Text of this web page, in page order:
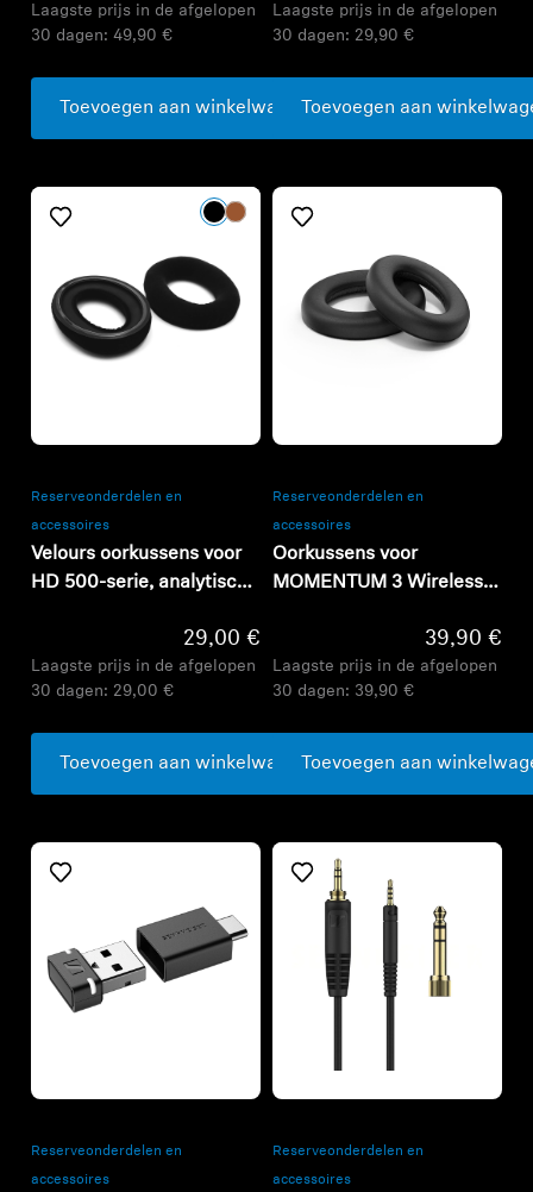
Laagste prijs in de afgelopen
30 dagen: 49,90 €
Toevoegen aan winkelwagen
Laagste prijs in de afgelopen
30 dagen: 29,90 €
Toevoegen aan
Reserveonderdelen en
accessoires
Velours oorkussens voor
HD 500-serie, analytische
29,00 €
Laagste prijs in de afgelopen
30 dagen: 29,00 €
Toevoegen aan winkelwagen
Reserveonderdelen en
accessoires
Oorkussens voor
MOMENTUM 3 Wireless,
39,90 €
Laagste prijs in de afgelopen
30 dagen: 39,90 €
Toevoegen aan
Reserveonderdelen en
accessoires
Reserveonderdelen en
accessoires